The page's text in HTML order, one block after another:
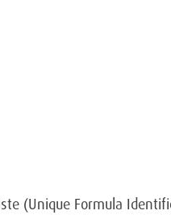
(Unique Formula